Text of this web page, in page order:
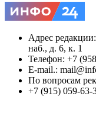
Адрес
наб., д. 6, к. 1
Телефон: +7
E-mail.:
По вопросам
+7 (915) 059-63-